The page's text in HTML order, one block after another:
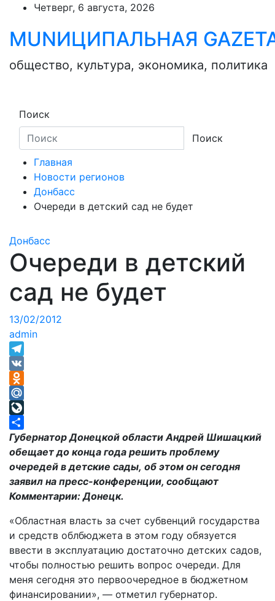
content
Четверг, 6 августа, 2026
MUNИЦИПАЛЬНАЯ
общество, культура, экономика, политика
Поиск
Поиск
Главная
Новости регионов
Донбасс
Очереди в детский сад не будет
Донбасс
Очереди в детский
сад не будет
13/02/2012
admin
Telegram
VK
Odnoklassniki
Mail.Ru
LiveJournal
Отправить
Губернатор Донецкой области Андрей Шишацкий
обещает до конца года решить проблему
очередей в детские сады, об этом он сегодня
заявил на пресс-конференции, сообщают
Комментарии: Донецк.
«Областная власть за счет субвенций государства
и средств облбюджета в этом году обязуется
ввести в эксплуатацию достаточно детских садов,
чтобы полностью решить вопрос очереди. Для
меня сегодня это первоочередное в бюджетном
финансировании», — отметил губернатор.